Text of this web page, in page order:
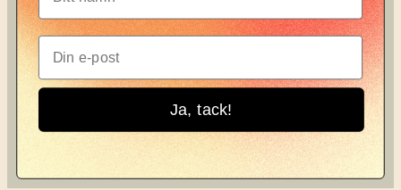
Garnbrev
Ja, tack!